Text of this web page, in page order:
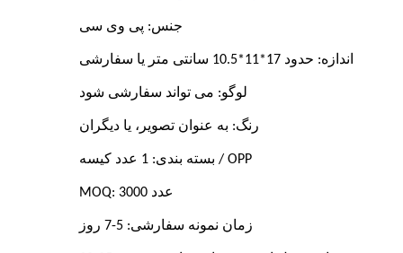
جنس: پی وی سی
اندازه: حدود 17*11*10.5 سانتی متر یا سفارشی
لوگو: می تواند سفارشی شود
رنگ: به عنوان تصویر، یا دیگران
بسته بندی: 1 عدد کیسه / OPP
MOQ: 3000 عدد
زمان نمونه سفارشی: 5-7 روز